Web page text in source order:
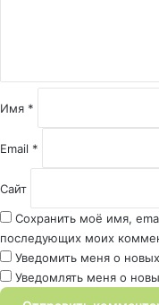
и
й
Имя *
Email *
Сайт
Сохранить моё имя,
последующих моих
Уведомить меня о
Уведомлять меня о